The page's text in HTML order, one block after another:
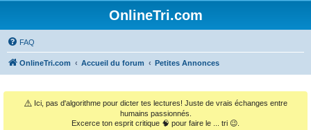
OnlineTri.com
FAQ
OnlineTri.com Accueil du forum Petites Annonces
⚠️ Ici, pas d'algorithme pour dicter tes lectures! Juste de vrais échanges entre
humains passionnés.
Excerce ton esprit critique 🧠 pour faire le ... tri 😉.